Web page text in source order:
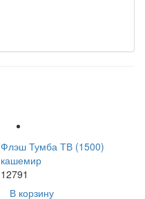
Флэш Тумба ТВ (1500)
кашемир
12791
В корзину